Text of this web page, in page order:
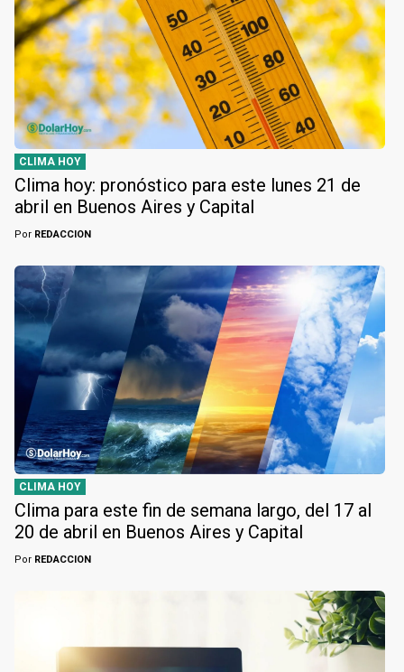
CLIMA HOY
Clima hoy: pronóstico para este lunes 21 de
abril en Buenos Aires y Capital
Por REDACCION
CLIMA HOY
Clima para este fin de semana largo, del 17 al
20 de abril en Buenos Aires y Capital
Por REDACCION